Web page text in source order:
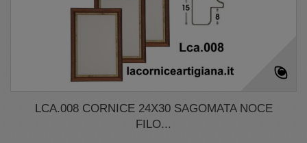
LCA.008 CORNICE 24X30 SAGOMATA NOCE
FILO...